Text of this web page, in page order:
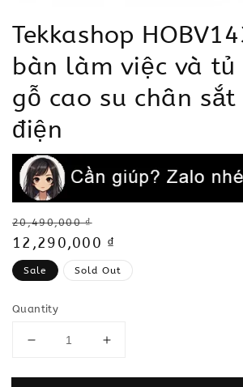
Tekkashop
bàn làm việc và tủ
gỗ cao su chân
điện
Regular
price
20,490,000 ₫
Sale
price
12,290,000 ₫
Sale Sold Out
Quantity